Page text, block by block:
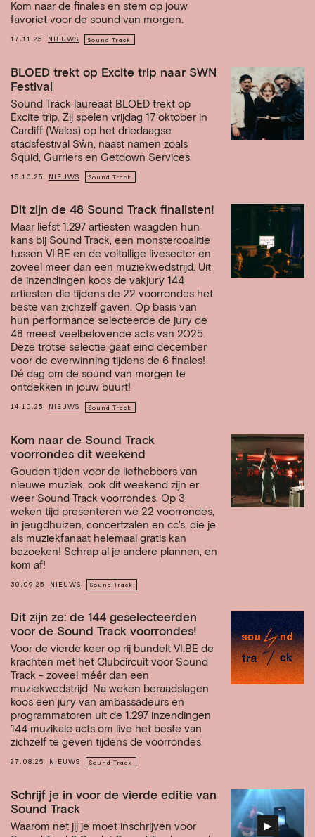
Kom naar de finales en stem op jouw
favoriet voor de sound van morgen.
17.11.25 NIEUWS Sound Track
BLOED trekt op Excite trip naar SWN
Festival
Sound Track laureaat BLOED trekt op
Excite trip. Zij spelen vrijdag 17 oktober in
Cardiff (Wales) op het driedaagse
stadsfestival Sŵn, naast namen zoals
Squid, Gurriers en Getdown Services.
15.10.25 NIEUWS Sound Track
Dit zijn de 48 Sound Track finalisten!
Maar liefst 1.297 artiesten waagden hun
kans bij Sound Track, een monstercoalitie
tussen VI.BE en de voltallige livesector en
zoveel meer dan een muziekwedstrijd. Uit
de inzendingen koos de vakjury 144
artiesten die tijdens de 22 voorrondes het
beste van zichzelf gaven. Op basis van
hun performance selecteerde de jury de
48 meest veelbelovende acts van 2025.
Deze trotse selectie gaat eind december
voor de overwinning tijdens de 6 finales!
Dé dag om de sound van morgen te
ontdekken in jouw buurt!
14.10.25 NIEUWS Sound Track
Kom naar de Sound Track
voorrondes dit weekend
Gouden tijden voor de liefhebbers van
nieuwe muziek, ook dit weekend zijn er
weer Sound Track voorrondes. Op 3
weken tijd presenteren we 22 voorrondes,
in jeugdhuizen, concertzalen en cc's, die je
als muziekfanaat helemaal gratis kan
bezoeken! Schrap al je andere plannen, en
kom af!
30.09.25 NIEUWS Sound Track
Dit zijn ze: de 144 geselecteerden
voor de Sound Track voorrondes!
Voor de vierde keer op rij bundelt VI.BE de
krachten met het Clubcircuit voor Sound
Track - zoveel méér dan een
muziekwedstrijd. Na weken beraadslagen
koos een jury van ambassadeurs en
programmatoren uit de 1.297 inzendingen
144 muzikale acts om live het beste van
zichzelf te geven tijdens de voorrondes.
27.08.25 NIEUWS Sound Track
▶︎
Schrijf je in voor de vierde editie van
Sound Track
Waarom net jij je moet inschrijven voor